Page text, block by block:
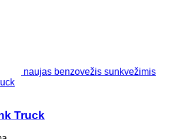
naujas benzovežis sunkvežimis
Truck